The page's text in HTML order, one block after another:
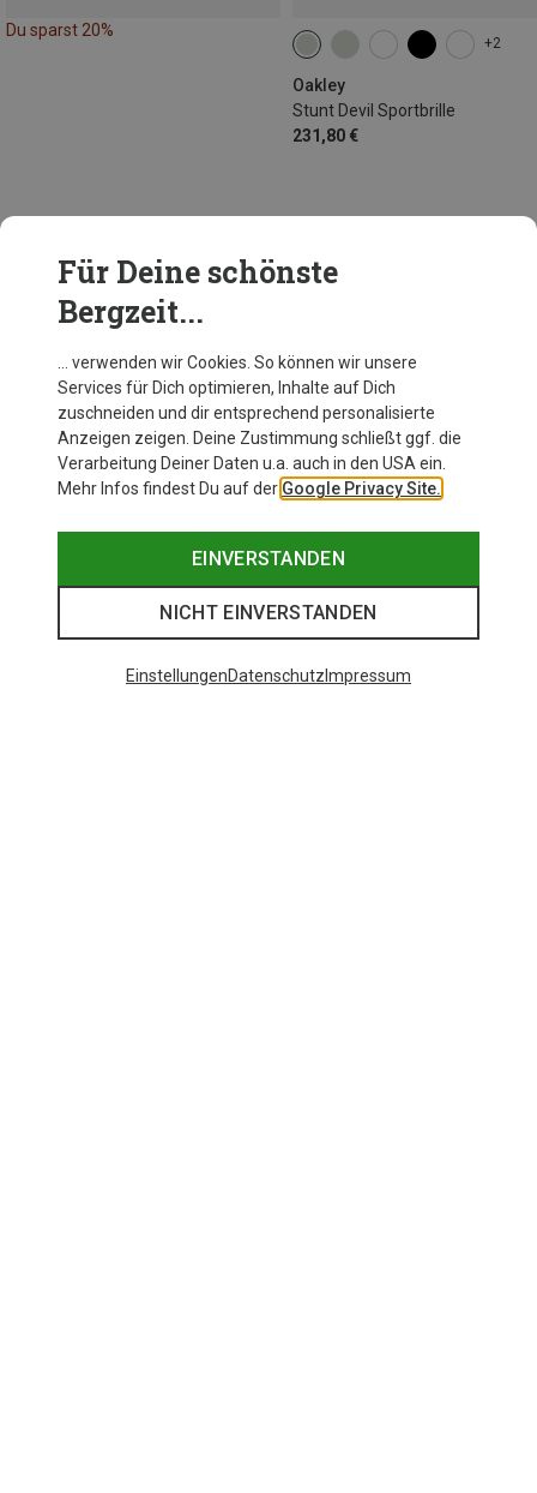
Du sparst 20%
+2
Oakley
Stunt Devil Sportbrille
231,80 €
Ähnliche wie zuletzt gesehen
Für Deine schönste
Bergzeit...
… verwenden wir Cookies. So können wir unsere
Services für Dich optimieren, Inhalte auf Dich
zuschneiden und dir entsprechend personalisierte
Anzeigen zeigen. Deine Zustimmung schließt ggf. die
Verarbeitung Deiner Daten u.a. auch in den USA ein.
Mehr Infos findest Du auf der Google Privacy Site.
EINVERSTANDEN
NICHT EINVERSTANDEN
EinstellungenDatenschutz Impressum